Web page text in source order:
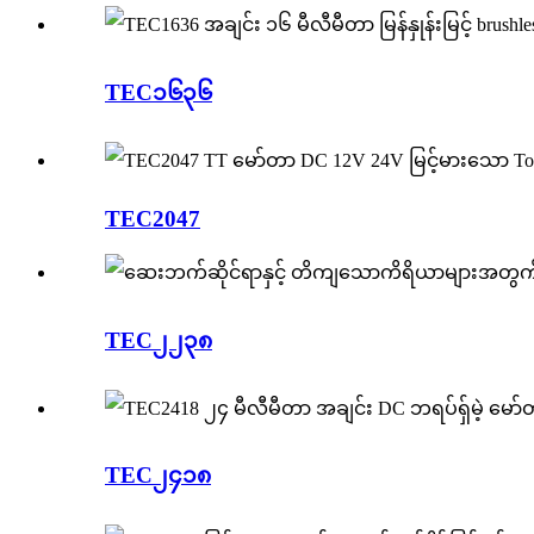
TEC၁၆၃၆
TEC2047
TEC၂၂၃၈
TEC၂၄၁၈